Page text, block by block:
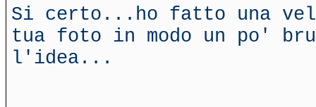
Si certo...ho fatto una
tua foto in modo un po'
l'idea...